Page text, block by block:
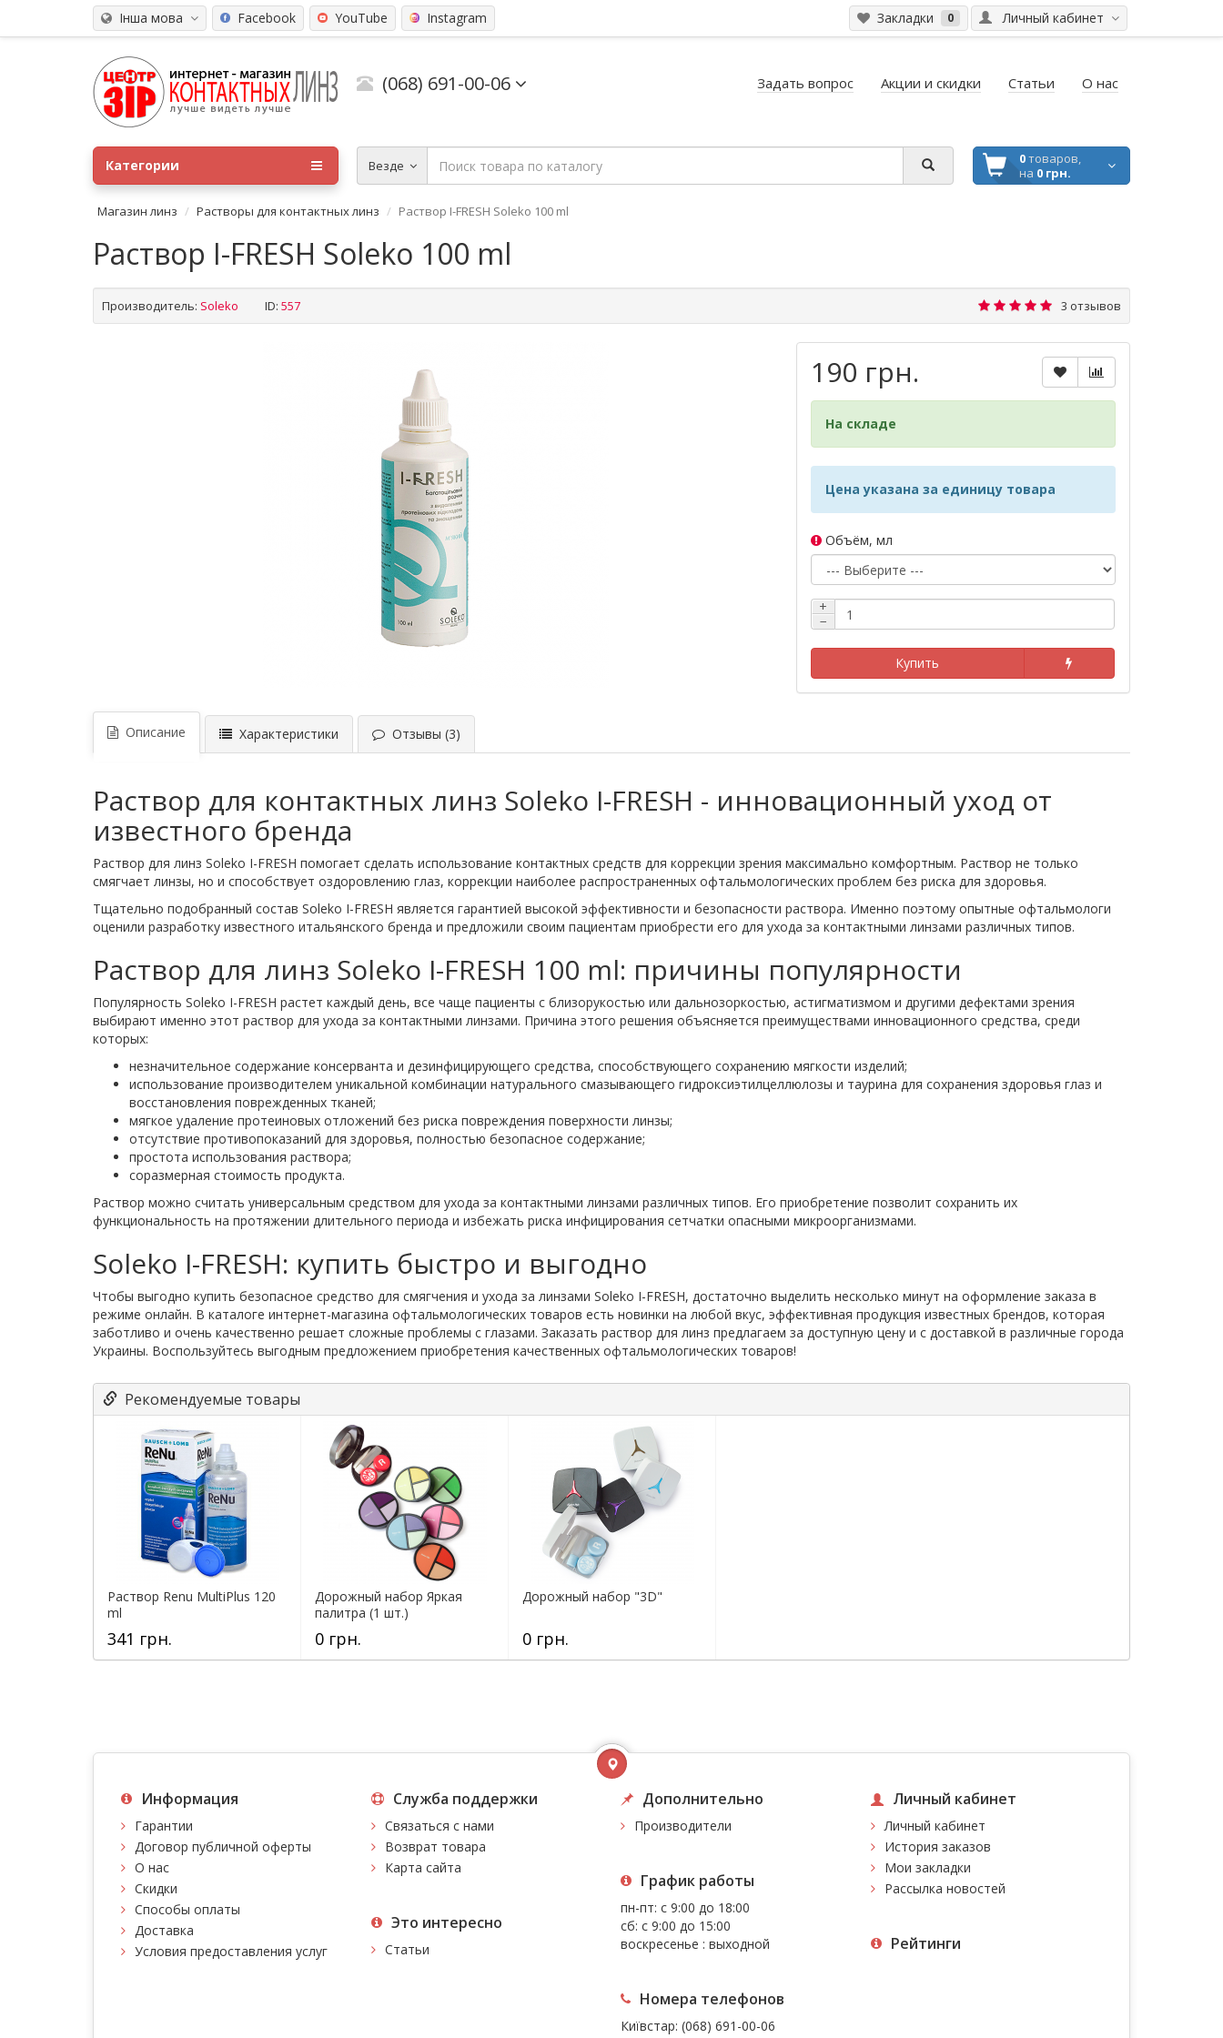
Інша мова Личный кабинет
Закладки 0
Facebook YouTube Instagram
(068) 691-00-06 Задать вопрос Акции и скидки Статьи О нас
Везде 0товаров,
на 0 грн.
Категории
Магазин линз Растворы для контактных линз Раствор I-FRESH Soleko 100 ml
Раствор I-FRESH Soleko 100 ml
Производитель: Soleko ID: 557 3 отзывов
190 грн.
На складе
Цена указана за единицу товара
Объём, мл
+
−
Купить
Описание Характеристики Отзывы (3)
Раствор для контактных линз Soleko I-FRESH - инновационный уход от
известного бренда
Раствор для линз Soleko I-FRESH помогает сделать использование контактных средств для коррекции зрения максимально комфортным. Раствор не только
смягчает линзы, но и способствует оздоровлению глаз, коррекции наиболее распространенных офтальмологических проблем без риска для здоровья.
Тщательно подобранный состав Soleko I-FRESH является гарантией высокой эффективности и безопасности раствора. Именно поэтому опытные офтальмологи
оценили разработку известного итальянского бренда и предложили своим пациентам приобрести его для ухода за контактными линзами различных типов.
Раствор для линз Soleko I-FRESH 100 ml: причины популярности
Популярность Soleko I-FRESH растет каждый день, все чаще пациенты с близорукостью или дальнозоркостью, астигматизмом и другими дефектами зрения
выбирают именно этот раствор для ухода за контактными линзами. Причина этого решения объясняется преимуществами инновационного средства, среди
которых:
незначительное содержание консерванта и дезинфицирующего средства, способствующего сохранению мягкости изделий;
использование производителем уникальной комбинации натурального смазывающего гидроксиэтилцеллюлозы и таурина для сохранения здоровья глаз и
восстановления поврежденных тканей;
мягкое удаление протеиновых отложений без риска повреждения поверхности линзы;
отсутствие противопоказаний для здоровья, полностью безопасное содержание;
простота использования раствора;
соразмерная стоимость продукта.
Раствор можно считать универсальным средством для ухода за контактными линзами различных типов. Его приобретение позволит сохранить их
функциональность на протяжении длительного периода и избежать риска инфицирования сетчатки опасными микроорганизмами.
Soleko I-FRESH: купить быстро и выгодно
Чтобы выгодно купить безопасное средство для смягчения и ухода за линзами Soleko I-FRESH, достаточно выделить несколько минут на оформление заказа в
режиме онлайн. В каталоге интернет-магазина офтальмологических товаров есть новинки на любой вкус, эффективная продукция известных брендов, которая
заботливо и очень качественно решает сложные проблемы с глазами. Заказать раствор для линз предлагаем за доступную цену и с доставкой в различные города
Украины. Воспользуйтесь выгодным предложением приобретения качественных офтальмологических товаров!
Рекомендуемые товары
Раствор Renu MultiPlus 120
ml
341 грн.
Дорожный набор Яркая
палитра (1 шт.)
0 грн.
Дорожный набор "3D"
0 грн.
Информация
Гарантии
Договор публичной оферты
О нас
Скидки
Способы оплаты
Доставка
Условия предоставления услуг
Служба поддержки
Связаться с нами
Возврат товара
Карта сайта
Это интересно
Статьи
Дополнительно
Производители
График работы
пн-пт: с 9:00 до 18:00
сб: с 9:00 до 15:00
воскресенье : выходной
Номера телефонов
Київстар: (068) 691-00-06
Личный кабинет
Личный кабинет
История заказов
Мои закладки
Рассылка новостей
Рейтинги